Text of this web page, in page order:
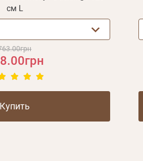
см L
Купить